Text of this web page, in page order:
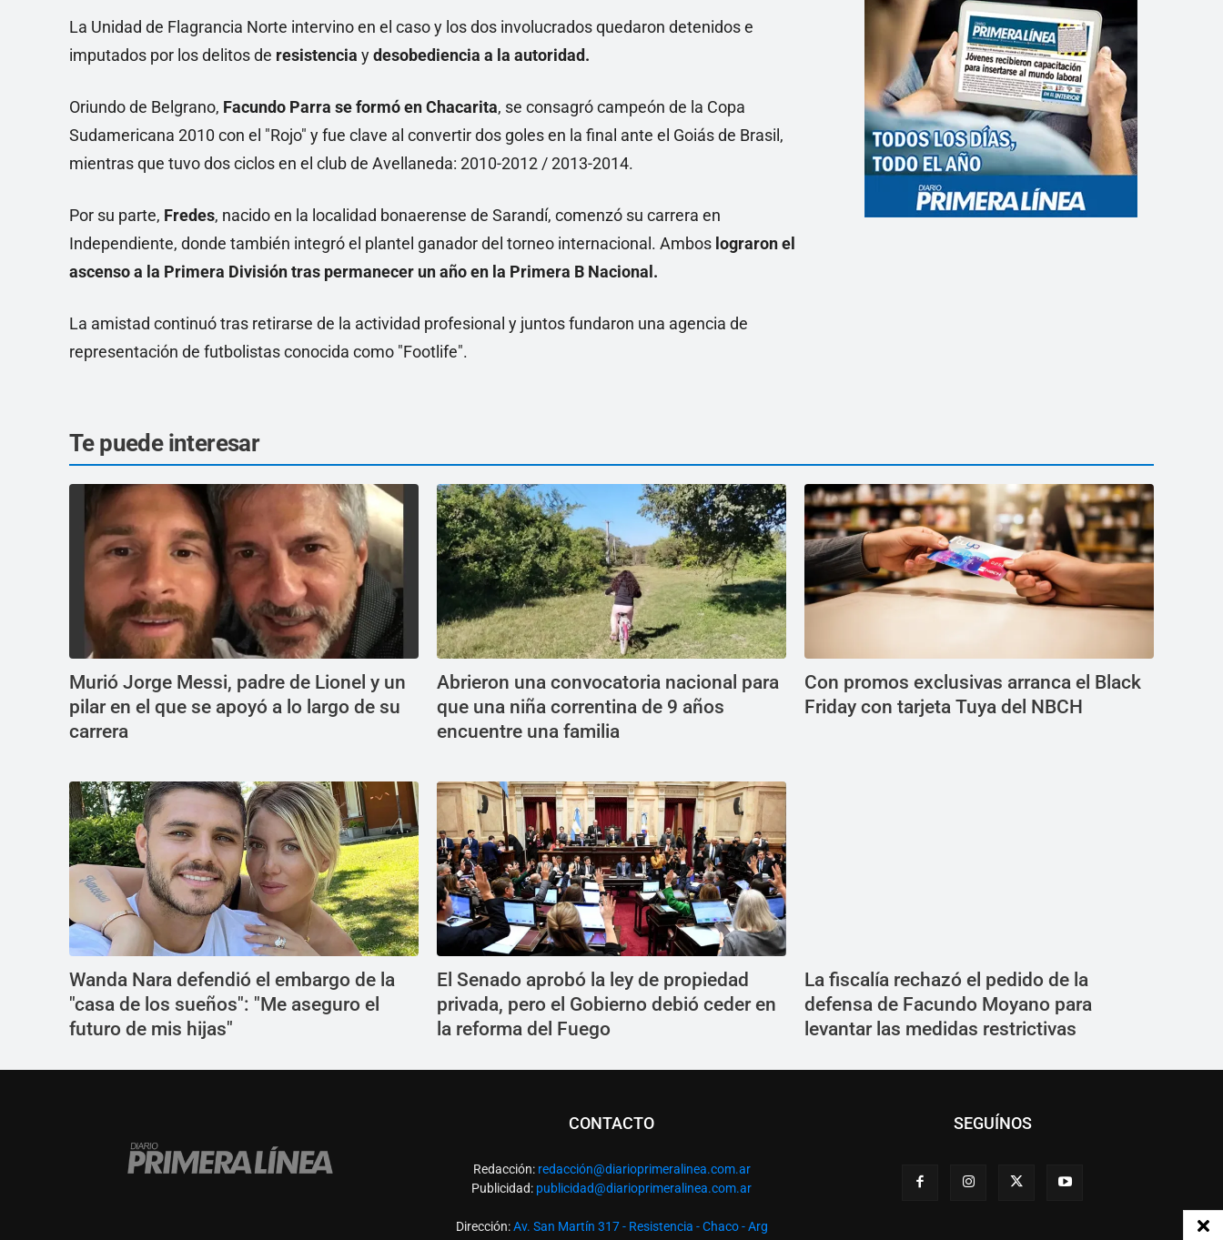
La Unidad de Flagrancia Norte intervino en el caso y los dos involucrados quedaron detenidos e
imputados por los delitos de resistencia ydesobediencia a la autoridad.
Oriundo de Belgrano, Facundo Parra se formó en Chacarita, se consagró campeón de la Copa
Sudamericana 2010 con el "Rojo" y fue clave al convertir dos goles en la final ante el Goiás de Brasil,
mientras que tuvo dos ciclos en el club de Avellaneda: 2010-2012 / 2013-2014.
Por su parte, Fredes, nacido en la localidad bonaerense de Sarandí, comenzó su carrera en
Independiente, donde también integró el plantel ganador del torneo internacional. Ambos lograron el
ascenso a la Primera División tras permanecer un año en la Primera B Nacional.
La amistad continuó tras retirarse de la actividad profesional y juntos fundaron una agencia de
representación de futbolistas conocida como "Footlife".
Te puede interesar
Murió Jorge Messi, padre de Lionel y un
pilar en el que se apoyó a lo largo de su
carrera
Abrieron una convocatoria nacional para
que una niña correntina de 9 años
encuentre una familia
Con promos exclusivas arranca el Black
Friday con tarjeta Tuya del NBCH
Wanda Nara defendió el embargo de la
"casa de los sueños": "Me aseguro el
futuro de mis hijas"
El Senado aprobó la ley de propiedad
privada, pero el Gobierno debió ceder en
la reforma del Fuego
La fiscalía rechazó el pedido de la
defensa de Facundo Moyano para
levantar las medidas restrictivas
CONTACTO
Redacción: redacción@diarioprimeralinea.com.ar
Publicidad: publicidad@diarioprimeralinea.com.ar
Dirección:Av. San Martín 317 - Resistencia - Chaco - Arg
SEGUÍNOS